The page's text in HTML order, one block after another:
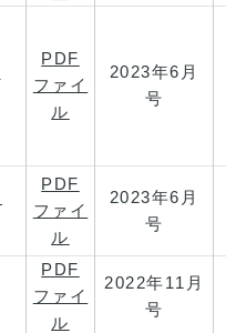
PDF
ファイ
ル
2023年6月
号
PDF
ファイ
ル
2023年6月
号
PDF
ファイ
ル
2022年11月
号